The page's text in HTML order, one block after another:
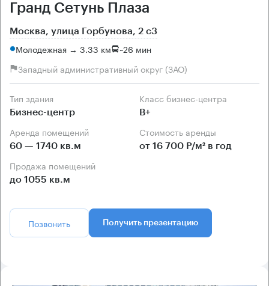
Гранд Сетунь Плаза
Москва, улица Горбунова, 2 с3
Молодежная → 3.33 км ~26 мин
Западный административный округ (ЗАО)
Тип здания
Бизнес-центр
Класс бизнес-центра
B+
Аренда помещений
60 — 1740 кв.м
Стоимость аренды
от 16 700 Р/м² в год
Продажа помещений
до 1055 кв.м
Позвонить Получить презентацию